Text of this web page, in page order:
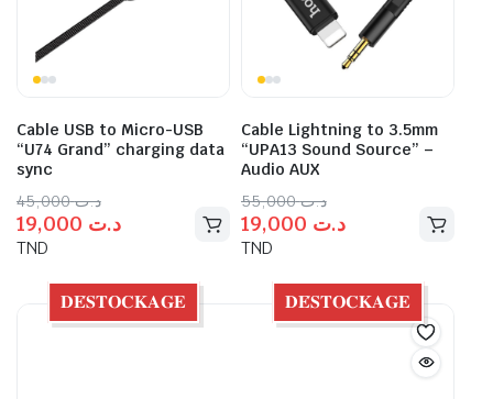
Cable USB to Micro-USB
“U74 Grand” charging data
sync
د.ت45,000
د.ت
TND
𝐃𝐄́𝐒𝐓𝐎𝐂𝐊𝐀𝐆𝐄
Cable Lightning to 3.5mm
“UPA13 Sound Source” –
Audio AUX
د.ت55,000
د.ت
TND
𝐃𝐄́𝐒𝐓𝐎𝐂𝐊𝐀𝐆𝐄